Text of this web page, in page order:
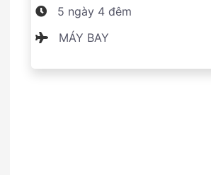
5 ngày 4 đêm
MÁY BAY